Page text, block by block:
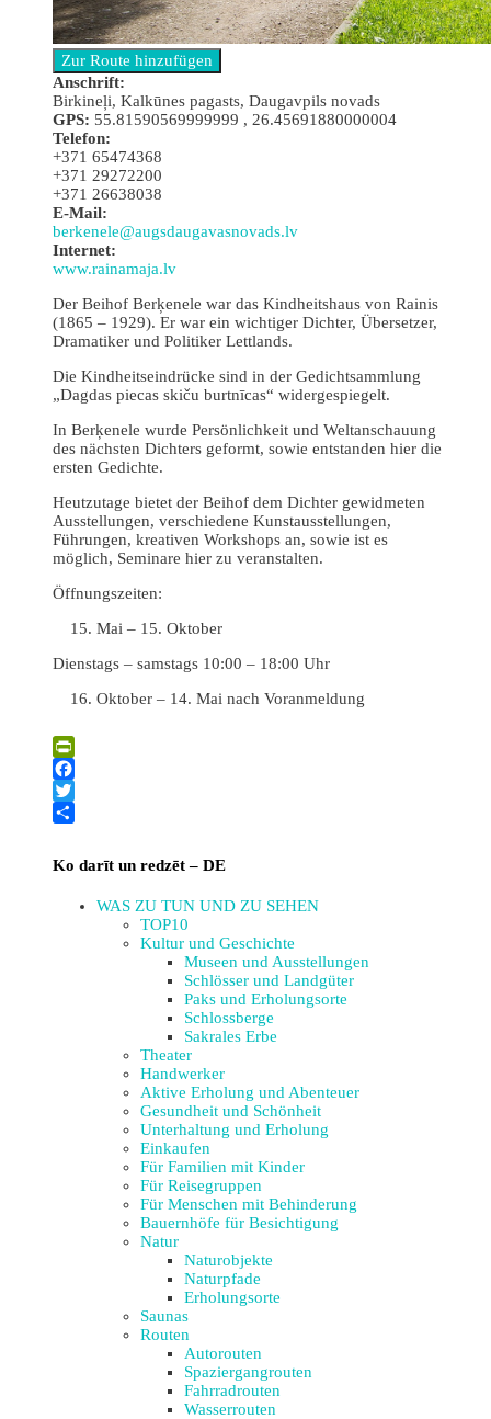
Anschrift:
Birkineļi, Kalkūnes pagasts, Daugavpils novads
GPS: 55.81590569999999 , 26.45691880000004
Telefon:
+371 65474368
+371 29272200
+371 26638038
E-Mail:
berkenele@augsdaugavasnovads.lv
Internet:
www.rainamaja.lv
Der Beihof Berķenele war das Kindheitshaus von Rainis
(1865 – 1929). Er war ein wichtiger Dichter, Übersetzer,
Dramatiker und Politiker Lettlands.
Die Kindheitseindrücke sind in der Gedichtsammlung
„Dagdas piecas skiču burtnīcas“ widergespiegelt.
In Berķenele wurde Persönlichkeit und Weltanschauung
des nächsten Dichters geformt, sowie entstanden hier die
ersten Gedichte.
Heutzutage bietet der Beihof dem Dichter gewidmeten
Ausstellungen, verschiedene Kunstausstellungen,
Führungen, kreativen Workshops an, sowie ist es
möglich, Seminare hier zu veranstalten.
Öffnungszeiten:
Mai – 15. Oktober
Dienstags – samstags 10:00 – 18:00 Uhr
Oktober – 14. Mai nach Voranmeldung
PrintFriendly
Facebook
Twitter
Ko darīt un redzēt – DE
WAS ZU TUN UND ZU SEHEN
TOP10
Kultur und Geschichte
Museen und Ausstellungen
Schlösser und Landgüter
Paks und Erholungsorte
Schlossberge
Sakrales Erbe
Theater
Handwerker
Aktive Erholung und Abenteuer
Gesundheit und Schönheit
Unterhaltung und Erholung
Einkaufen
Für Familien mit Kinder
Für Reisegruppen
Für Menschen mit Behinderung
Bauernhöfe für Besichtigung
Natur
Naturobjekte
Naturpfade
Erholungsorte
Saunas
Routen
Autorouten
Spaziergangrouten
Fahrradrouten
Wasserrouten